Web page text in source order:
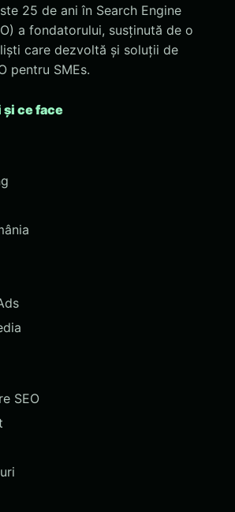
25 de ani în Search Engine
a fondatorului, susținută de o
care dezvoltă și soluții de
pentru SMEs.
și ce face
SEO